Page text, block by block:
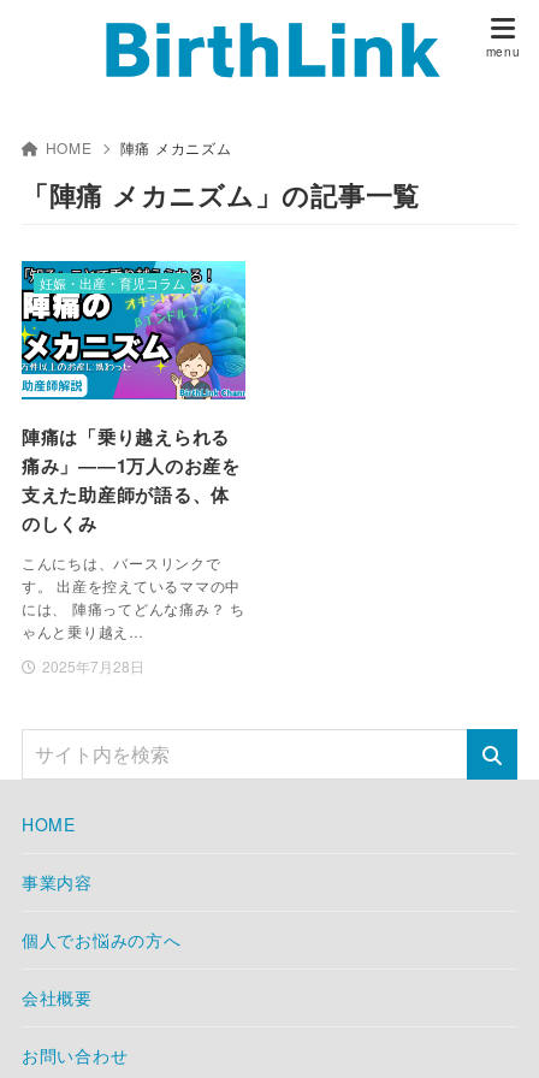
HOME 陣痛 メカニズム
「陣痛 メカニズム」の記事一覧
陣痛は「乗り越えられる
痛み」――1万人のお産を
支えた助産師が語る、体
のしくみ
こんにちは、バースリンクで
す。 出産を控えているママの中
には、 陣痛ってどんな痛み？ ち
ゃんと乗り越え…
2025年7月28日
妊娠・出産・育児コラム
HOME
事業内容
個人でお悩みの方へ
会社概要
お問い合わせ